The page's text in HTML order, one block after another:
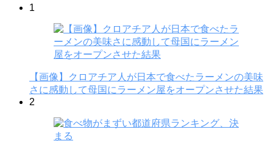
1
【画像】クロアチア人が日本で食べたラーメンの美味
さに感動して母国にラーメン屋をオープンさせた結果
2